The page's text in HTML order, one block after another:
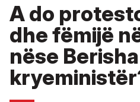
A do
dhe fëmijë
nëse